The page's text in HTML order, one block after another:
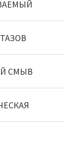
СМЫВ